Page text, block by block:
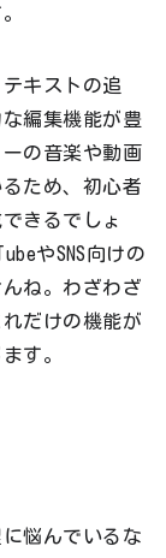
キストの追
編集機能が豊
の音楽や動画
ため、初心者
きるでしょ
やSNS向けの
ね。わざわざ
だけの機能が
す。
悩んでいるな